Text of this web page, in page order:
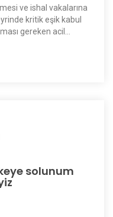
ve ishal vakalarına
kritik eşik kabul
gereken acil
solunum